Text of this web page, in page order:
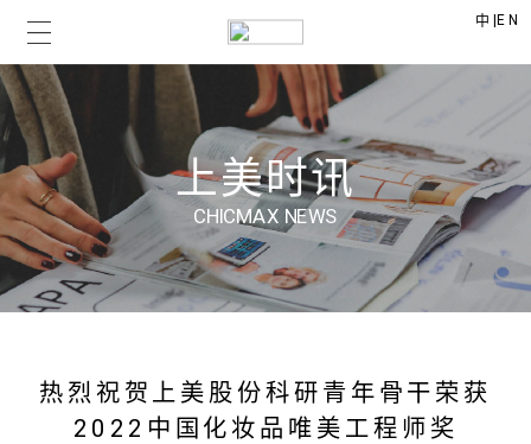
中 |EN
上美时讯
CHICMAX NEWS
热烈祝贺上美股份科研青年骨干荣获
2022中国化妆品唯美工程师奖